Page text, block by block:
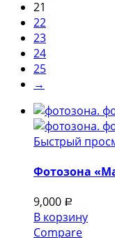
21
22
23
24
25
→
Быстрый
Фотозона
9,000 Р
В корзину
Compare